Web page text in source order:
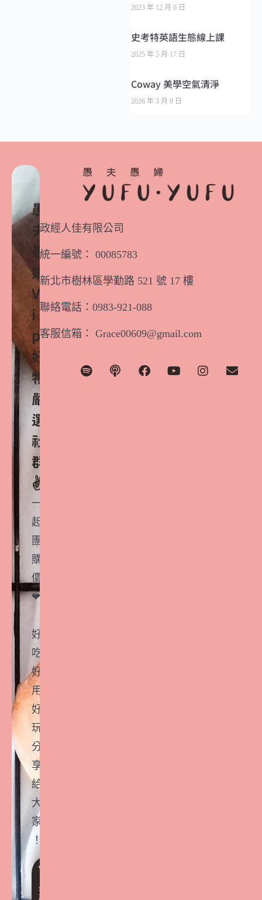
2023 年 12 月 6 日
史考特英語生態線上課
2025 年 5 月 17 日
Coway 美學空氣清淨
2026 年 3 月 9 日
政經人佳有限公司
統一編號： 00085783
新北市樹林區學勤路 521 號 17 樓
聯絡電話：0983-921-088
客服信箱： Grace00609@gmail.com
愚
夫
愚
婦
V
i
p
好
物
嚴
選
社
群
✌️
一
起
團
購
價
❤
好
吃
好
用
好
玩
分
享
給
大
家
！
VI
好